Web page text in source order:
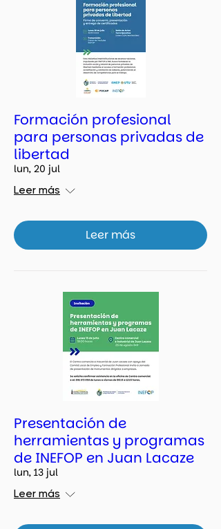
Formación profesional
para personas privadas de
libertad
lun, 20 jul
Leer más
Leer más
Presentación de
herramientas y programas
de INEFOP en Juan Lacaze
lun, 13 jul
Leer más